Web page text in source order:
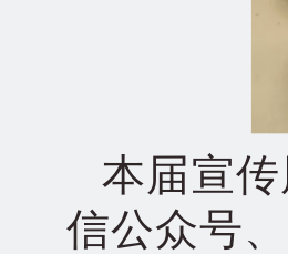
本届宣
信公众号